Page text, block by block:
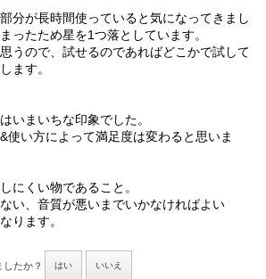
分が長時間使っていると気になってきまし
ったため星を1つ落としています。
うので、試せるのであればどこかで試して
ます。
いまいちな印象でした。
使い方によって満足度は変わると思いま
くい物であること。
い、音質が悪いまでいかなければよい
ります。
たか？ はい いいえ